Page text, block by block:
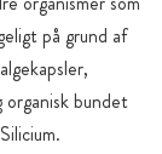
på grund af
bundet